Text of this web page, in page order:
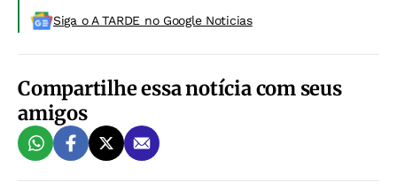
Siga o A TARDE no Google Noticias
Compartilhe essa notícia com seus
amigos